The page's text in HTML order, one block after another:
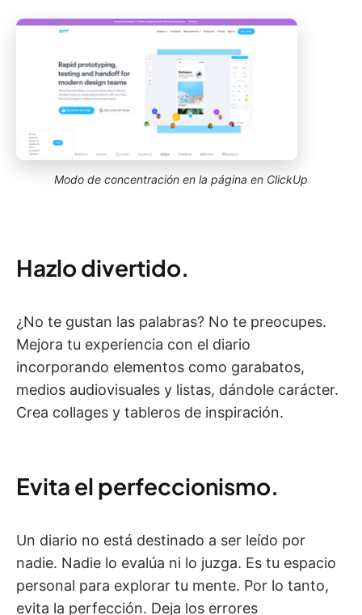
Modo de concentración en la página en ClickUp
Hazlo divertido.
¿No te gustan las palabras? No te preocupes.
Mejora tu experiencia con el diario
incorporando elementos como garabatos,
medios audiovisuales y listas, dándole carácter.
Crea collages y tableros de inspiración.
Evita el perfeccionismo.
Un diario no está destinado a ser leído por
nadie. Nadie lo evalúa ni lo juzga. Es tu espacio
personal para explorar tu mente. Por lo tanto,
evita la perfección. Deja los errores